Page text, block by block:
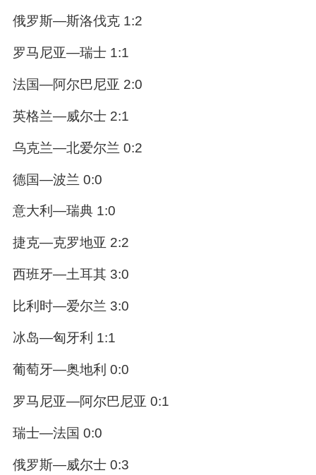
俄罗斯—斯洛伐克 1:2
罗马尼亚—瑞士 1:1
法国—阿尔巴尼亚 2:0
英格兰—威尔士 2:1
乌克兰—北爱尔兰 0:2
德国—波兰 0:0
意大利—瑞典 1:0
捷克—克罗地亚 2:2
西班牙—土耳其 3:0
比利时—爱尔兰 3:0
冰岛—匈牙利 1:1
葡萄牙—奥地利 0:0
罗马尼亚—阿尔巴尼亚 0:1
瑞士—法国 0:0
俄罗斯—威尔士 0:3